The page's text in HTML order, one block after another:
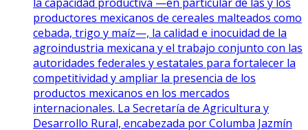
productores mexicanos de cereales malteados como
cebada, trigo y maíz—, la calidad e inocuidad de la
agroindustria mexicana y el trabajo conjunto con las
autoridades federales y estatales para fortalecer la
competitividad y ampliar la presencia de los
productos mexicanos en los mercados
internacionales. La Secretaría de Agricultura y
Desarrollo Rural, encabezada por Columba Jazmín